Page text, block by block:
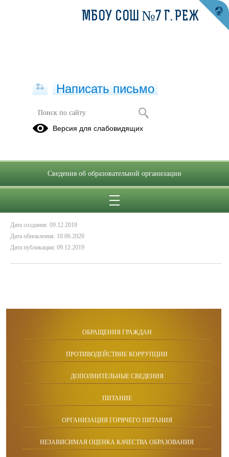
Правила безопасного поведения на
железной дороге
Дата создания: 09.12.2019
Дата обновления: 10.06.2020
Дата публикации: 09.12.2019
ОБРАЩЕНИЯ ГРАЖДАН
ПРОТИВОДЕЙСТВИЕ КОРРУПЦИИ
ДОПОЛНИТЕЛЬНЫЕ СВЕДЕНИЯ
ПИТАНИЕ
ОРГАНИЗАЦИЯ ГОРЯЧЕГО ПИТАНИЯ
НЕЗАВИСИМАЯ ОЦЕНКА КАЧЕСТВА ОБРАЗОВАНИЯ
МБОУ СОШ №7 Г. РЕЖ
Написать письмо
Версия для слабовидящих
Сведения об образовательной организации